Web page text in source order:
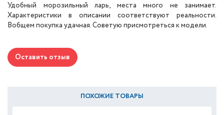
Удобный морозильный ларь, места много не занимает.
Характеристики в описании соответствуют реальности.
Вобщем покупка удачная. Советую присмотреться к модели.
Оставить отзыв
ПОХОЖИЕ ТОВАРЫ